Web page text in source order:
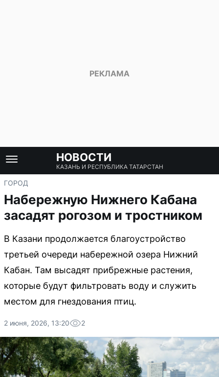
НОВОСТИ
КАЗАНЬ И РЕСПУБЛИКА ТАТАРСТАН
ГОРОД
Набережную Нижнего Кабана
засадят рогозом и тростником
В Казани продолжается благоустройство
третьей очереди набережной озера Нижний
Кабан. Там высадят прибрежные растения,
которые будут фильтровать воду и служить
местом для гнездования птиц.
2 июня, 2026, 13:20 2